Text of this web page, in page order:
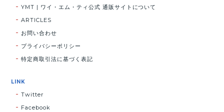
YMT | ワイ・エム・ティ公式 通販サイトについて
ARTICLES
お問い合わせ
プライバシーポリシー
特定商取引法に基づく表記
LINK
Twitter
Facebook